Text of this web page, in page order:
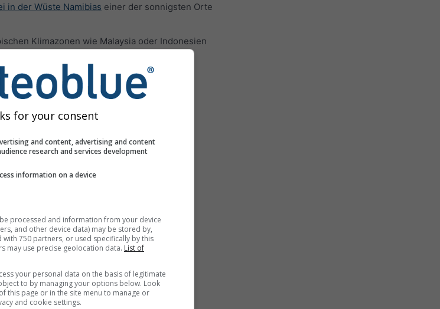
in der Wüste Namibias einer der sonnigsten Orte
Klimazonen wie Malaysia oder Indonesien
for your consent
and content, advertising and content
research and services development
information on a device
processed and information from your device
and other device data) may be stored by,
with 750 partners, or used specifically by this
may use precise geolocation data. List of
your personal data on the basis of legitimate
to by managing your options below. Look
this page or in the site menu to manage or
and cookie settings.